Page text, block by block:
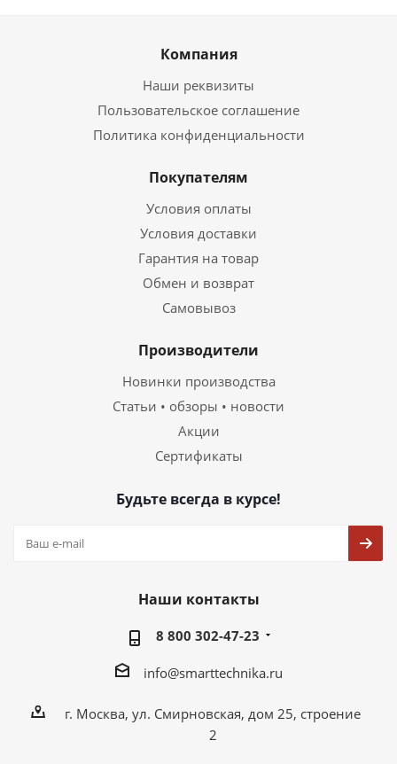
Компания
Наши реквизиты
Пользовательское соглашение
Политика конфиденциальности
Покупателям
Условия оплаты
Условия доставки
Гарантия на товар
Обмен и возврат
Самовывоз
Производители
Новинки производства
Статьи • обзоры • новости
Акции
Сертификаты
Будьте всегда в курсе!
Наши контакты
8 800 302-47-23
info@smarttechnika.ru
г. Москва, ул. Смирновская, дом 25, строение
2